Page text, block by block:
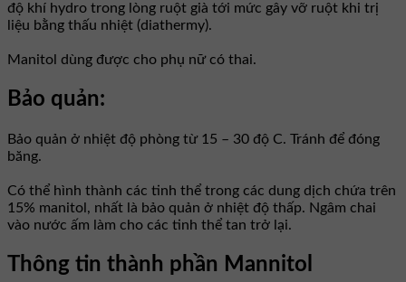
độ khí hydro trong lòng ruột già tới mức gây vỡ ruột khi trị
liệu bằng thấu nhiệt (diathermy).
Manitol dùng được cho phụ nữ có thai.
Bảo quản:
Bảo quản ở nhiệt độ phòng từ 15 – 30 độ C. Tránh để đóng
băng.
Có thể hình thành các tinh thể trong các dung dịch chứa trên
15% manitol, nhất là bảo quản ở nhiệt độ thấp. Ngâm chai
vào nước ấm làm cho các tinh thể tan trở lại.
Thông tin thành phần Mannitol